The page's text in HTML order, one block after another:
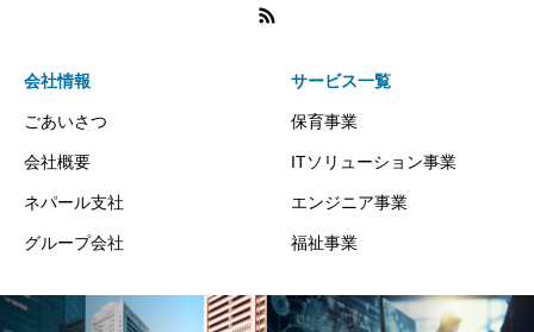
会社情報
ごあいさつ
会社概要
ネパール支社
グループ会社
サービス一覧
保育事業
ITソリューション事業
エンジニア事業
福祉事業